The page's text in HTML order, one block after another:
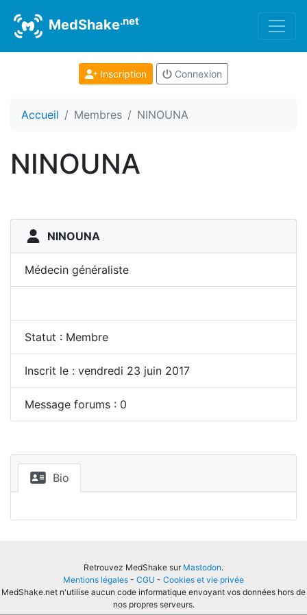
MedShake.net
Inscription Connexion
Accueil Membres NINOUNA
NINOUNA
NINOUNA
Médecin généraliste
Statut : Membre
Inscrit le : vendredi 23 juin 2017
Message forums : 0
Bio
Retrouvez MedShake sur Mastodon.
Mentions légales - CGU - Cookies et vie privée
MedShake.net n'utilise aucun code informatique envoyant vos données hors de
nos propres serveurs.